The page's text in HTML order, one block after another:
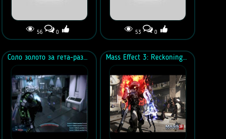
56 0 53 0
Соло золото за гета-разрушителя Mass Effect 3: Reckoning Trailer